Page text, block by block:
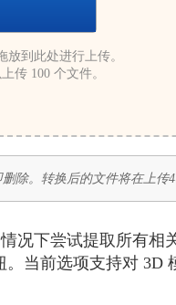
放到此处进行上传。
传 100 个文件。
除。转换后的文件将在上传
况下尝试提取所有相
当前选项支持对 3D